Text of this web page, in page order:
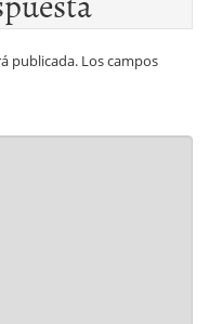
publicada. Los campos